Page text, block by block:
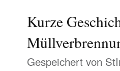
Kurze
Gespeichert von